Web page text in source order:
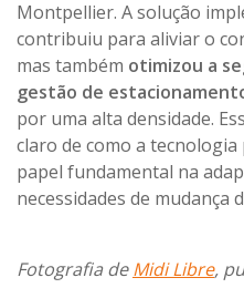
Montpellier. A solução
contribuiu para aliviar o
mas também otimizou a
gestão de
por uma alta densidade.
claro de como a
papel fundamental na
necessidades de mudança
Fotografia deMidi Libre,